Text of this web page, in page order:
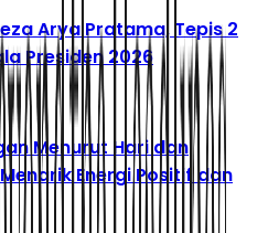
Arya Pratama, Tepis 2
Presiden 2026
Menurut Hari dan
Energi Positif dan